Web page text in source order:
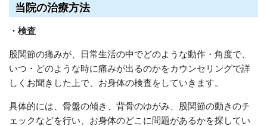
当院の治療方法
・検査
股関節の痛みが、日常生活の中でどのような動作・角度で、
いつ・どのような時に痛みが出るのかをカウンセリングで詳
しくお聞きした上で、お身体の検査をしていきます。
具体的には、骨盤の傾き、背骨のゆがみ、股関節の動きのチ
ェックなどを行い、お身体のどこに問題があるかを探してい